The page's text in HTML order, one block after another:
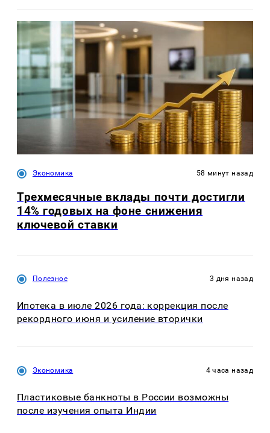
Экономика 58 минут назад
Трехмесячные вклады почти достигли
14% годовых на фоне снижения
ключевой ставки
Полезное 3 дня назад
Ипотека в июле 2026 года: коррекция после
рекордного июня и усиление вторички
Экономика 4 часа назад
Пластиковые банкноты в России возможны
после изучения опыта Индии